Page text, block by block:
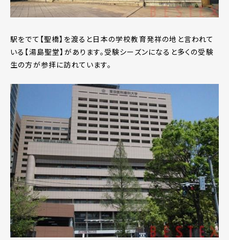
駅をでて【聖橋】を渡ると日本の学校教育発祥の地と言われて
いる【湯島聖堂】があります。受験シーズンになると多くの受験
生の方が参拝に訪れています。